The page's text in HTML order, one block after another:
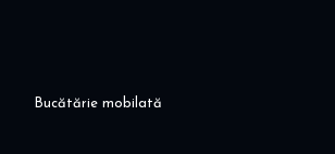
Bucătărie mobilată